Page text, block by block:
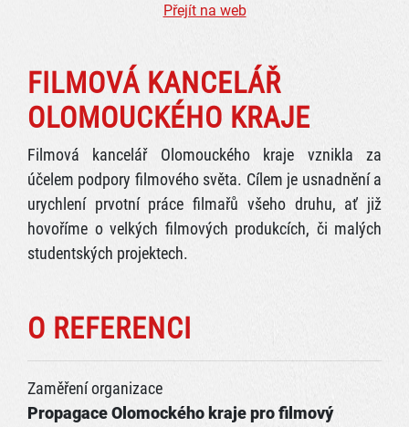
Přejít na web
FILMOVÁ KANCELÁŘ
OLOMOUCKÉHO KRAJE
Filmová kancelář Olomouckého kraje vznikla za
účelem podpory filmového světa. Cílem je usnadnění a
urychlení prvotní práce filmařů všeho druhu, ať již
hovoříme o velkých filmových produkcích, či malých
studentských projektech.
O REFERENCI
Zaměření organizace
Propagace Olomockého kraje pro filmový